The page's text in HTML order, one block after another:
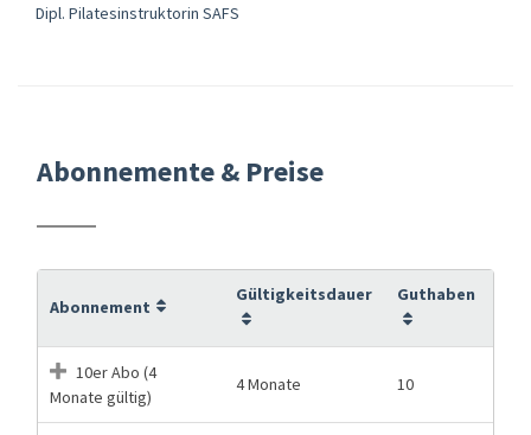
Dipl. Pilatesinstruktorin SAFS
Abonnemente & Preise
Abonnement
Gültigkeitsdauer Guthaben
10er Abo (4
Monate gültig)
4 Monate 10